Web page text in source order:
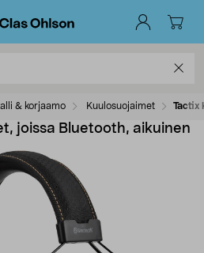
& korjaamo Kuulosuojaimet Tactix
joissa Bluetooth, aikuinen